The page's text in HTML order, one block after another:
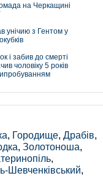
на Черкащині
унічию з Гентом у
і забив до смерті
чоловіку 5 років
, Городище, Драбів,
, Золотоноша,
,
Шевченківський,